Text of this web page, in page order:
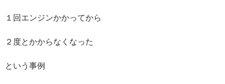
１回エンジンかかってから
２度とかからなくなった
という事例